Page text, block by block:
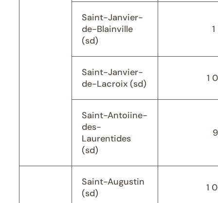
Saint-Janvier-
de-Blainville
(sd)
1
Saint-Janvier-
de-Lacroix (sd)
1
Saint-Antoiine-
des-
Laurentides
(sd)
Saint-Augustin
(sd)
1